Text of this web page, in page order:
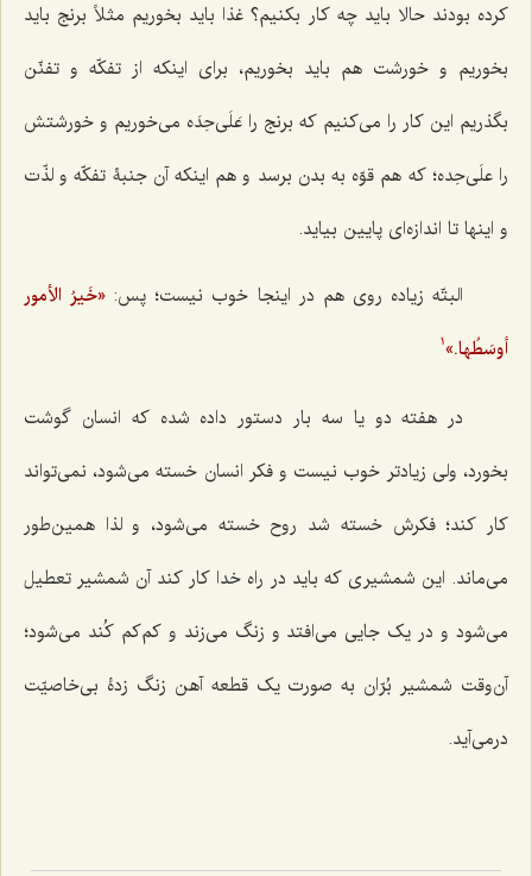
کرده بودند حالا باید چه کار بکنیم؟ غذا باید بخوریم مثلاً برنج باید
بخوریم و خورشت هم باید بخوریم، برای اینکه از تفکّه و تفنّن
بگذریم این کار را می‌‌کنیم که برنج را عَلَی‌حِدَه می‌خوریم و خورشتش
را علَی‌حِده؛ که هم قوّه به بدن برسد و هم اینکه آن جنبۀ تفکّه و لذّت
و اینها تا اندازه‌ای پایین بیاید.
البتّه زیاده روی هم در اینجا خوب نیست؛ پس: «خَیرُ الأمور
أوسَطُها.»1
در هفته دو یا سه بار دستور داده شده که انسان گوشت
بخورد، ولی زیادتر خوب نیست و فکر انسان خسته می‌شود، نمی‌تواند
کار کند؛ فکرش خسته شد روح خسته می‌شود، و لذا همین‌طور
می‌ماند. این شمشیری که باید در راه خدا کار کند آن شمشیر تعطیل
می‌شود و در یک جایی می‌افتد و زنگ می‌زند و کم‌کم کُند می‌شود؛
آن‌وقت شمشیر بُرّان به صورت یک قطعه آهن زنگ زدۀ بی‌خاصیّت
درمی‌آید.